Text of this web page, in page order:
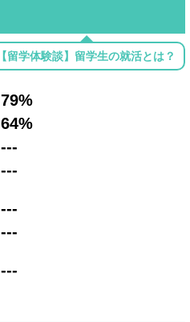
【留学体験談】留学生の就活とは？
79%
64%
---
---
---
---
---